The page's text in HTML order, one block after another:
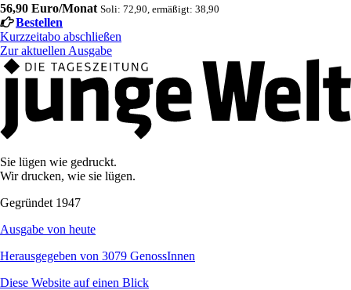
56,90 Euro/Monat Soli: 72,90, ermäßigt: 38,90
Bestellen
Kurzzeitabo abschließen
Zur aktuellen Ausgabe
Sie lügen wie gedruckt.
Wir drucken, wie sie lügen.
Gegründet 1947
Ausgabe von heute
Herausgegeben von 3079 GenossInnen
Diese Website auf einen Blick